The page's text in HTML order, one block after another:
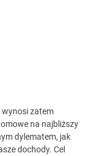
zatem
na najbliższy
dylematem, jak
dochody. Cel